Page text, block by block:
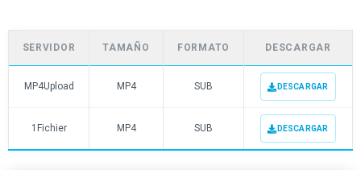
SERVIDOR TAMAÑO FORMATO DESCARGAR
MP4Upload MP4 SUB DESCARGAR
1Fichier MP4 SUB DESCARGAR